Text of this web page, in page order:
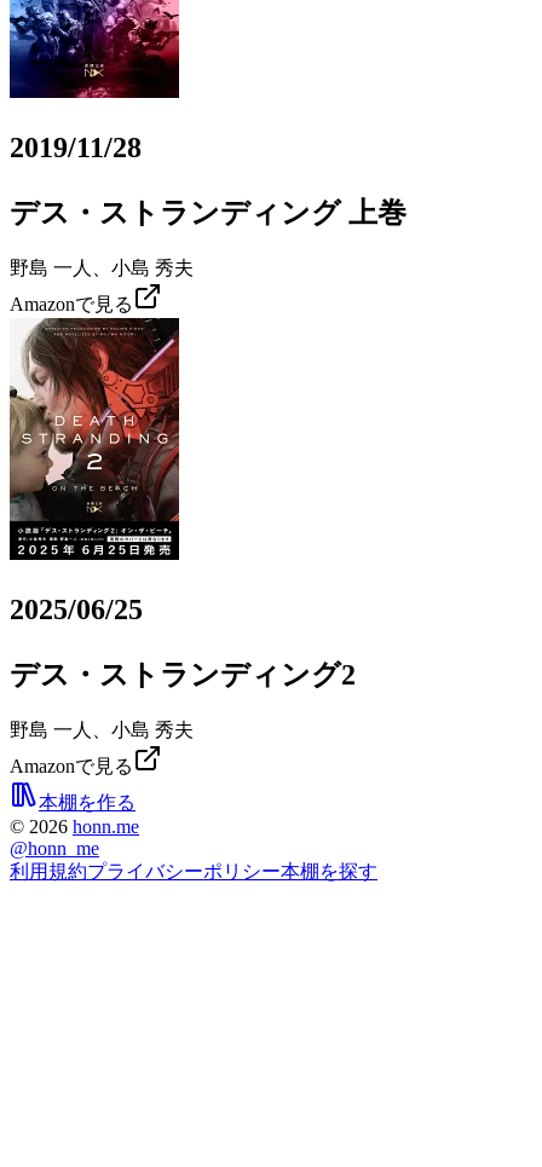
2019/11/28
デス・ストランディング 上巻
野島 一人、小島 秀夫
Amazonで見る
2025/06/25
デス・ストランディング2
野島 一人、小島 秀夫
Amazonで見る
本棚を作る
© 2026 honn.me
@honn_me
利用規約プライバシーポリシー本棚を探す